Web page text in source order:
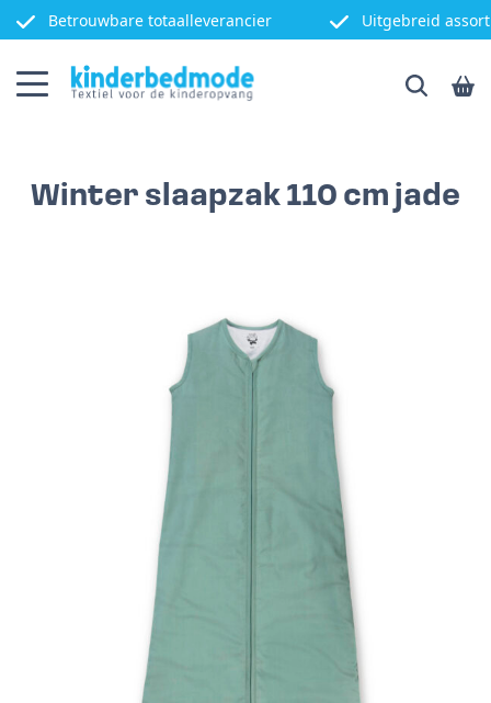
Betrouwbare totaalleverancier Uitgebreid
Winter slaapzak 110 cm jade